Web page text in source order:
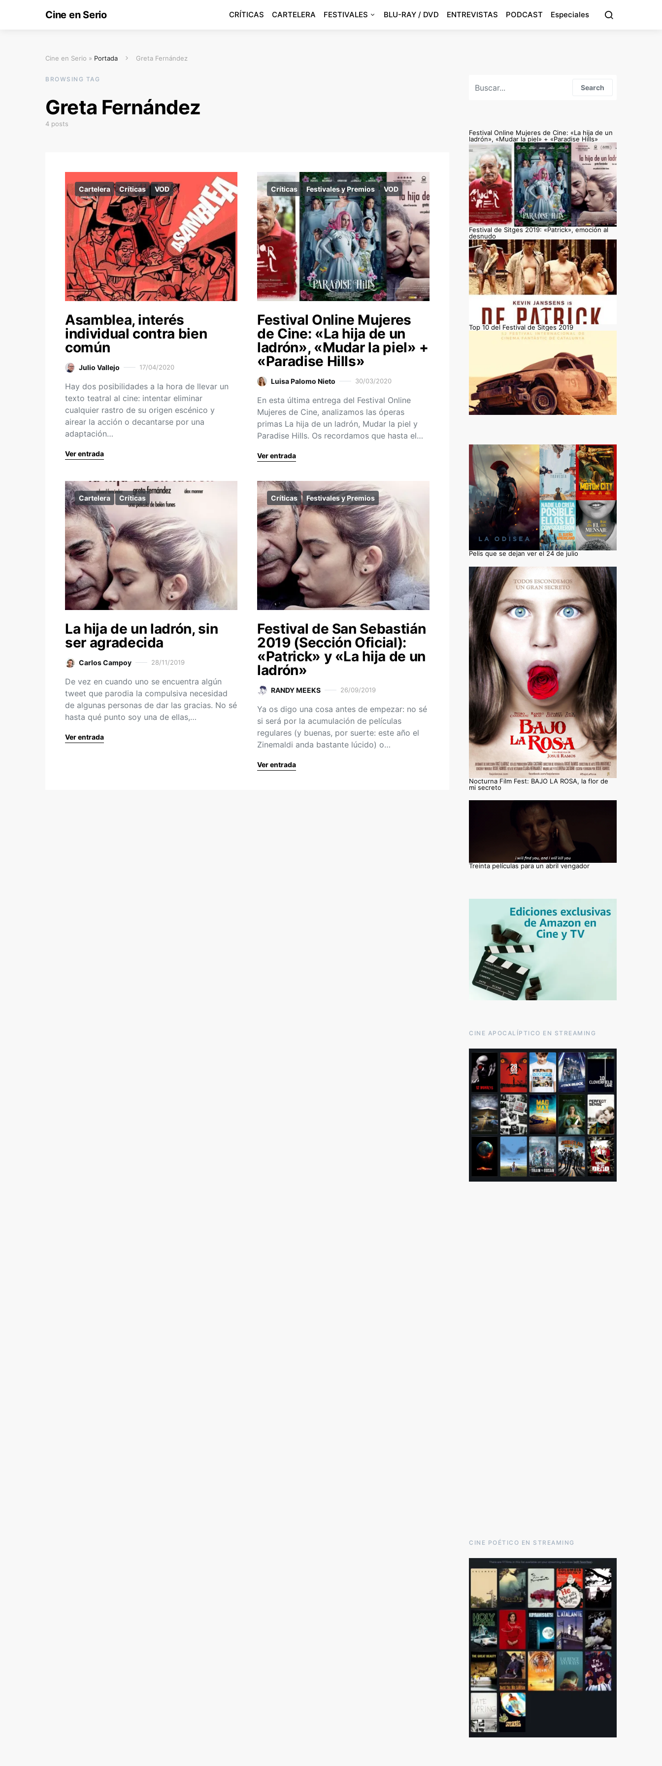
Cine en Serio CRÍTICAS CARTELERA FESTIVALES BLU-RAY / DVD ENTREVISTAS PODCAST Especiales
Cine en Serio » Portada Greta Fernández
BROWSING TAG
Greta Fernández
4 posts
Cartelera Críticas VOD
Asamblea, interés
individual contra bien
común
Julio Vallejo 17/04/2020
Hay dos posibilidades a la hora de llevar un
texto teatral al cine: intentar eliminar
cualquier rastro de su origen escénico y
airear la acción o decantarse por una
adaptación…
Ver entrada
Críticas Festivales y Premios VOD
Festival Online Mujeres
de Cine: «La hija de un
ladrón», «Mudar la piel» +
«Paradise Hills»
Luisa Palomo Nieto 30/03/2020
En esta última entrega del Festival Online
Mujeres de Cine, analizamos las óperas
primas La hija de un ladrón, Mudar la piel y
Paradise Hills. Os recordamos que hasta el…
Ver entrada
Cartelera Críticas
La hija de un ladrón, sin
ser agradecida
Carlos Campoy 28/11/2019
De vez en cuando uno se encuentra algún
tweet que parodia la compulsiva necesidad
de algunas personas de dar las gracias. No sé
hasta qué punto soy una de ellas,…
Ver entrada
Críticas Festivales y Premios
Festival de San Sebastián
2019 (Sección Oficial):
«Patrick» y «La hija de un
ladrón»
RANDY MEEKS 26/09/2019
Ya os digo una cosa antes de empezar: no sé
si será por la acumulación de películas
regulares (y buenas, por suerte: este año el
Zinemaldi anda bastante lúcido) o…
Ver entrada
Search
Festival Online Mujeres de Cine: «La hija de un
ladrón», «Mudar la piel» + «Paradise Hills»
Festival de Sitges 2019: «Patrick», emoción al
desnudo
Top 10 del Festival de Sitges 2019
Pelis que se dejan ver el 24 de julio
Nocturna Film Fest: BAJO LA ROSA, la flor de
mi secreto
Treinta películas para un abril vengador
CINE APOCALÍPTICO EN STREAMING
CINE POÉTICO EN STREAMING